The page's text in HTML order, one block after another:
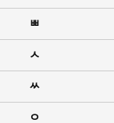
ㅃ
ㅅ
ㅆ
ㅇ